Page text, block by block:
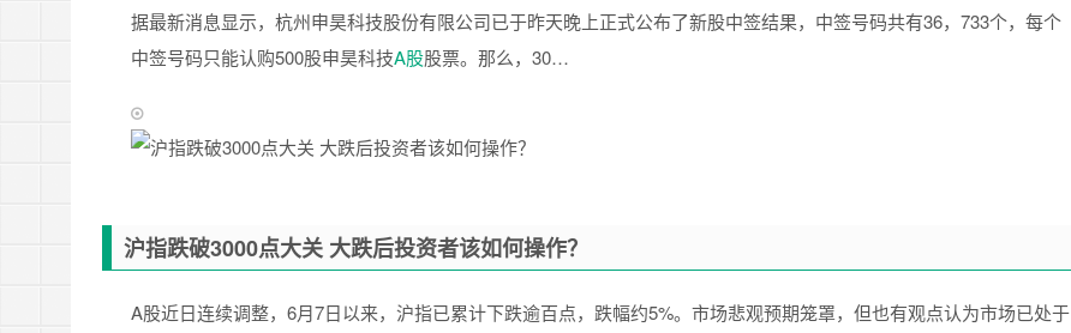
据最新消息显示，杭州申昊科技股份有限公司已于昨天晚上正式公布了新股中签结果，中签号码共有36，733个，每个
中签号码只能认购500股申昊科技A股股票。那么，30…
沪指跌破3000点大关 大跌后投资者该如何操作？
A股近日连续调整，6月7日以来，沪指已累计下跌逾百点，跌幅约5%。市场悲观预期笼罩，但也有观点认为市场已处于